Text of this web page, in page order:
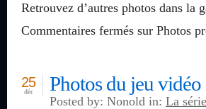
Retrouvez d’autres photos dans la
Commentaires fermés sur Photos
Photos du jeu vidéo
25
déc
Posted by: Nonold in: La série